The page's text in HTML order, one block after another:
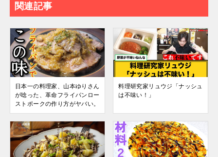
関連記事
日本一の料理家、山本ゆりさん
が唸った、革命フライパンロー
ストポークの作り方がヤバい。
料理研究家リュウジ「ナッシュ
は不味い！」